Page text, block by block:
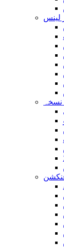
لینس